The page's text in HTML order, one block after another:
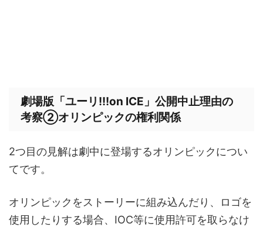
劇場版「ユーリ!!!on ICE」公開中止理由の
考察②オリンピックの権利関係
2つ目の見解は劇中に登場するオリンピックについ
てです。
オリンピックをストーリーに組み込んだり、ロゴを
使用したりする場合、IOC等に使用許可を取らなけ